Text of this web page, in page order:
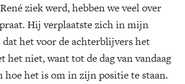
ziek werd, hebben we veel over
Hij verplaatste zich in mijn
dat het voor de achterblijvers het
het niet, want tot de dag van vandaag
hoe het is om in zijn positie te staan.